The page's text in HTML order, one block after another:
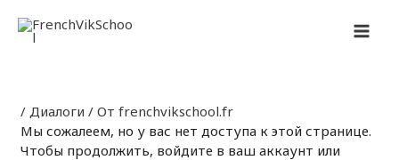
содержимому
/Диалоги / Отfrenchvikschool.fr
Мы сожалеем, но у вас нет доступа к этой странице.
Чтобы продолжить, войдите в ваш аккаунт или
по
записям